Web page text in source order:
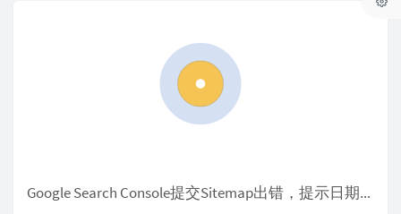
Google Search Console提交Sitemap出错，提示日期无效